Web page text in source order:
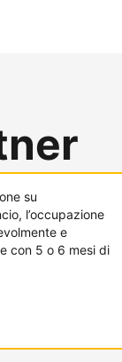
su
l’occupazione
e
con 5 o 6 mesi di